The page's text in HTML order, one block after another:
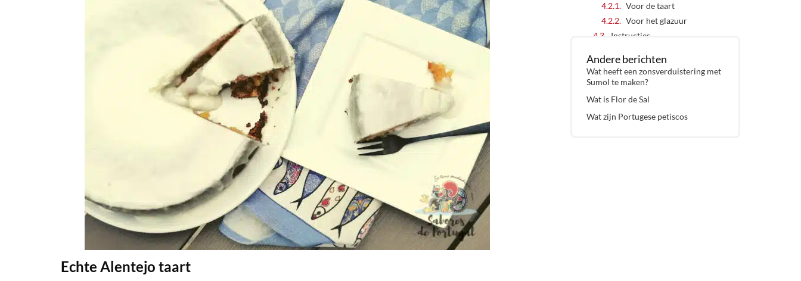
Echte Alentejo taart
Voor de taart
Voor het glazuur
Instructies
Voor het glazuur
Notities
Voedingswaarden
Bolo real do Alentejo
Andere berichten
Wat heeft een zonsverduistering met
Sumol te maken?
Wat is Flor de Sal
Wat zijn Portugese petiscos